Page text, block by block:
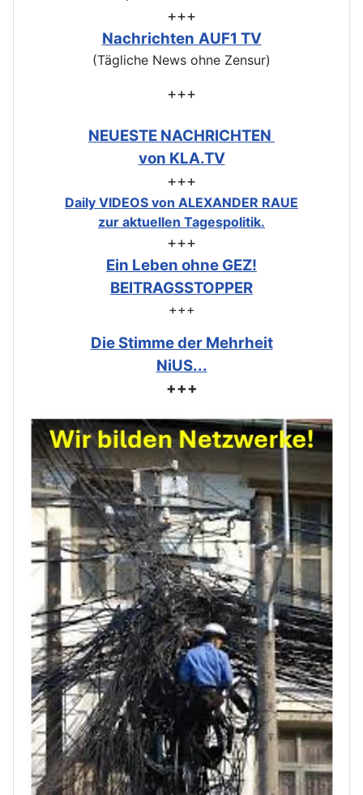
+++
Nachrichten AUF1 TV
(Tägliche News ohne Zensur)
+++
NEUESTE NACHRICHTEN
von KLA.TV
+++
Daily VIDEOS von ALEXANDER RAUE
zur aktuellen Tagespolitik.
+++
Ein Leben ohne GEZ!
BEITRAGSSTOPPER
+++
Die Stimme der Mehrheit
NiUS...
+++